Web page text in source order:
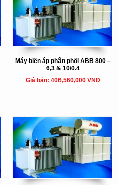
Máy biến áp phân phối ABB 800 –
6,3 & 10/0.4
Giá bán: 406,560,000 VNĐ